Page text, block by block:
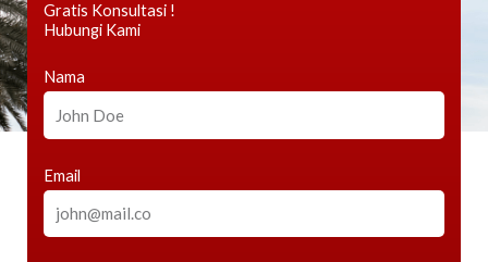
Gratis Konsultasi !
Hubungi Kami
Nama
Email